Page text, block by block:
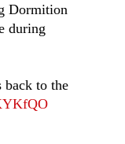
Dormition
during
back to the